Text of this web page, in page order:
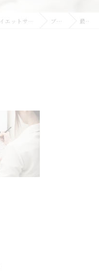
大阪府大阪市の耳つぼなら耳つぼダイエットサロンふーみん ブログ 最近